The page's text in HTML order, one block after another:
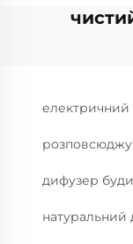
електричний
дифузер